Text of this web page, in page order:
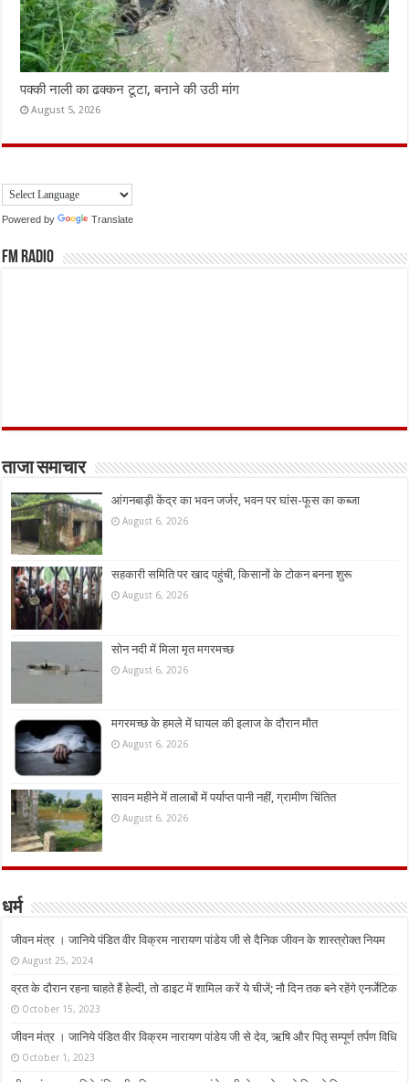
पक्की नाली का ढक्कन टूटा, बनाने की उठी मांग
August 5, 2026
Powered by Translate
FM Radio
ताजा समाचार
आंगनबाड़ी केंद्र का भवन जर्जर, भवन पर घांस-फूस का कब्जा
August 6, 2026
सहकारी समिति पर खाद पहुंची, किसानों के टोकन बनना शुरू
August 6, 2026
सोन नदी में मिला मृत मगरमच्छ
August 6, 2026
मगरमच्छ के हमले में घायल की इलाज के दौरान मौत
August 6, 2026
सावन महीने में तालाबों में पर्याप्त पानी नहीं, ग्रामीण चिंतित
August 6, 2026
धर्म
जीवन मंत्र । जानिये पंडित वीर विक्रम नारायण पांडेय जी से दैनिक जीवन के शास्त्रोक्त नियम
August 25, 2024
व्रत के दौरान रहना चाहते हैं हेल्दी, तो डाइट में शामिल करें ये चीजें; नौ दिन तक बने रहेंगे एनर्जेटिक
October 15, 2023
जीवन मंत्र । जानिये पंडित वीर विक्रम नारायण पांडेय जी से देव, ऋषि और पितृ सम्पूर्ण तर्पण विधि
October 1, 2023